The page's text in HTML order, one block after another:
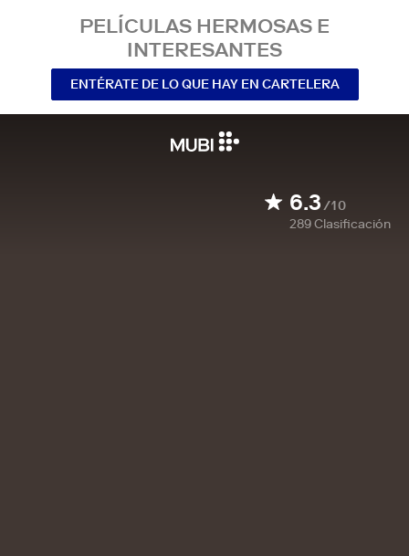
PELÍCULAS HERMOSAS E
INTERESANTES
ENTÉRATE DE LO QUE HAY EN CARTELERA
6.3/10
289Clasificación